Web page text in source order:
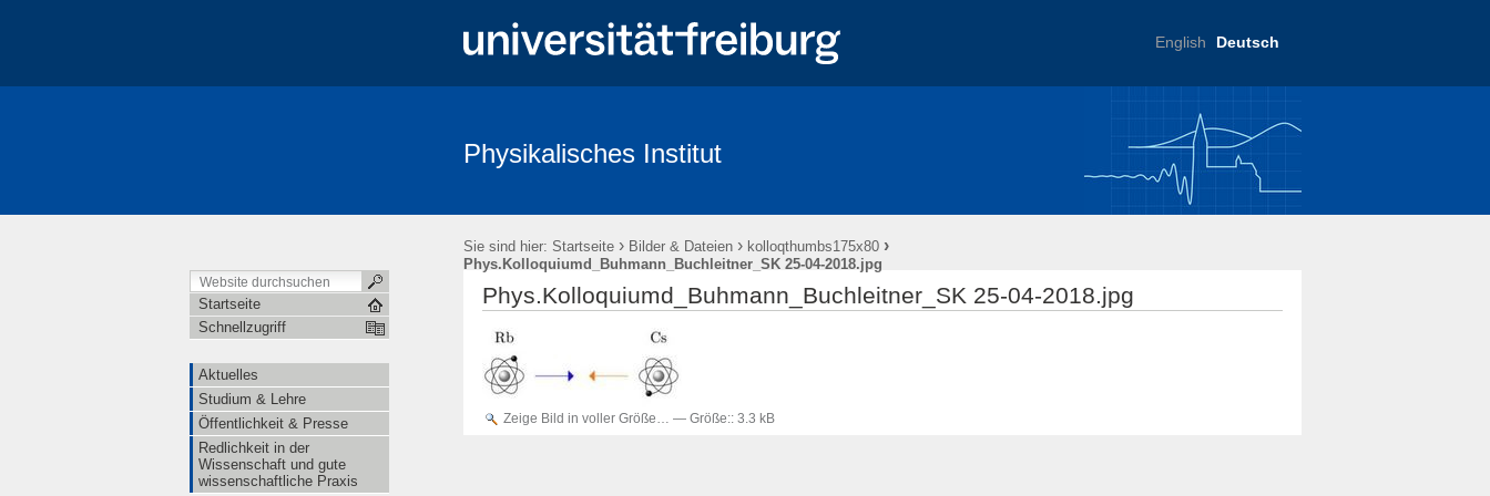
English Deutsch
Physikalisches Institut
Sie sind hier: Startseite › Bilder & Dateien › kolloqthumbs175x80 ›
Phys.Kolloquiumd_Buhmann_Buchleitner_SK 25-04-2018.jpg
Startseite
Schnellzugriff
Aktuelles
Studium & Lehre
Öffentlichkeit & Presse
Redlichkeit in der
Wissenschaft und gute
wissenschaftliche Praxis
Phys.Kolloquiumd_Buhmann_Buchleitner_SK 25-04-2018.jpg
Zeige Bild in voller Größe… — Größe:: 3.3 kB